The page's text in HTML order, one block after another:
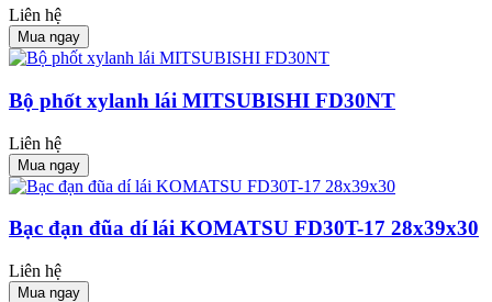
Liên hệ
Mua ngay
Bộ phốt xylanh lái MITSUBISHI FD30NT
Liên hệ
Mua ngay
Bạc đạn đũa dí lái KOMATSU FD30T-17 28x39x30
Liên hệ
Mua ngay